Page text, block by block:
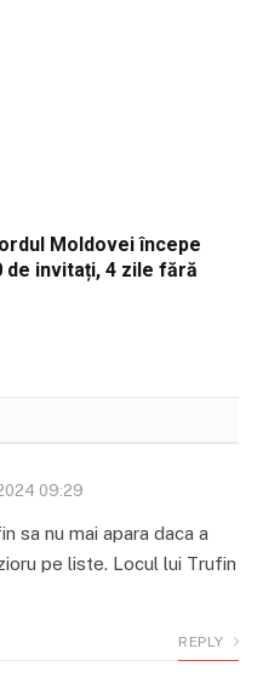
Moldovei începe
de invitați, 4 zile fără
09:29
sa nu mai apara daca a
pe liste. Locul lui Trufin
REPLY